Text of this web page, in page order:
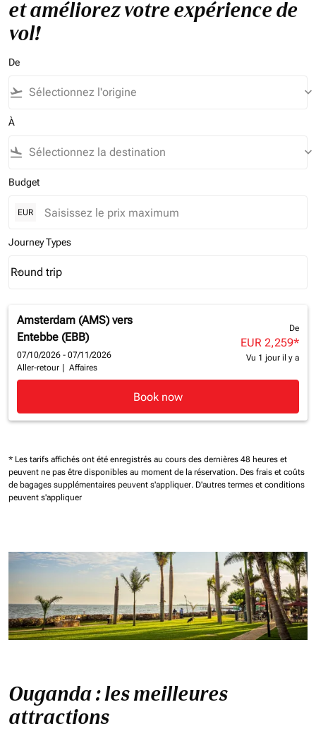
et améliorez votre expérience de
vol!
De
flight_takeoff keyboard_arrow_down
À
flight_land keyboard_arrow_down
Budget
EUR
Journey Types
Journey Types option Round trip Selected
Round trip
keyboard_arrow_down
Amsterdam (AMS) vers
Entebbe (EBB)
07/10/2026 - 07/11/2026
Aller-retour
Affaires
De
EUR 2,259*
Vu 1 jour il y a
Book now
* Les tarifs affichés ont été enregistrés au cours des dernières 48 heures et
peuvent ne pas être disponibles au moment de la réservation. Des frais et coûts
de bagages supplémentaires peuvent s'appliquer. D'autres termes et conditions
peuvent s'appliquer
Ouganda : les meilleures
attractions